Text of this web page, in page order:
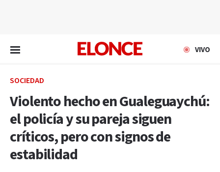
VIVO
SOCIEDAD
Violento hecho en Gualeguaychú:
el policía y su pareja siguen
críticos, pero con signos de
estabilidad